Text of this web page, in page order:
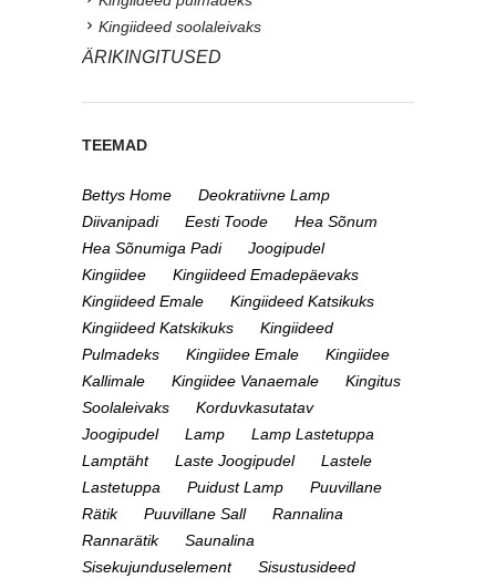
Kingiideed soolaleivaks
ÄRIKINGITUSED
TEEMAD
Bettys Home
Deokratiivne Lamp
Diivanipadi
Eesti Toode
Hea Sõnum
Hea Sõnumiga Padi
Joogipudel
Kingiidee
Kingiideed Emadepäevaks
Kingiideed Emale
Kingiideed Katsikuks
Kingiideed Katskikuks
Kingiideed
Pulmadeks
Kingiidee Emale
Kingiidee
Kallimale
Kingiidee Vanaemale
Kingitus
Soolaleivaks
Korduvkasutatav
Joogipudel
Lamp
Lamp Lastetuppa
Lamptäht
Laste Joogipudel
Lastele
Lastetuppa
Puidust Lamp
Puuvillane
Rätik
Puuvillane Sall
Rannalina
Rannarätik
Saunalina
Sisekujunduselement
Sisustusideed